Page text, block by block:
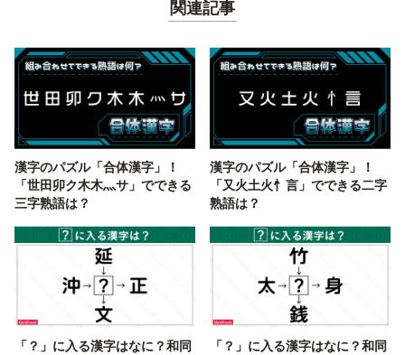
関連記事
漢字のパズル「合体漢字」！
「世田卯ク木木灬サ」でできる
三字熟語は？
漢字のパズル「合体漢字」！
「又火土火忄言」でできる二字
熟語は？
「？」に入る漢字はなに？和同
「？」に入る漢字はなに？和同